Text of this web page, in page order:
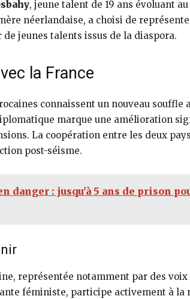
, jeune talent de 19 ans évoluant
néerlandaise, a choisi de
jeunes talents issus de la diaspora.
la France
connaissent un nouveau souffle
marque une amélioration
La coopération entre les deux
post-séisme.
danger : jusqu'à 5 ans de prison
représentée notamment par des voix
féministe, participe activement à la